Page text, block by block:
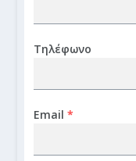
Τηλέφωνο
Email *